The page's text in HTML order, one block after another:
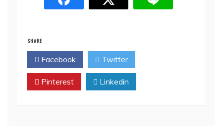
SHARE
Facebook Twitter
Pinterest Linkedin